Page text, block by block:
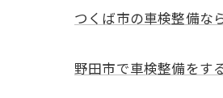
つくば市の車検整備な
野田市で車検整備をす